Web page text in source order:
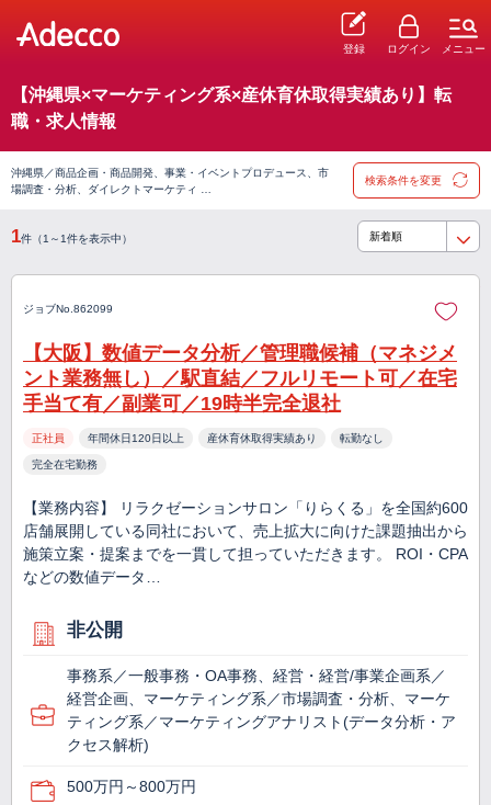
登録 ログイン メニュー
【沖縄県×マーケティング系×産休育休取得実績あり】転
職・求人情報
沖縄県／商品企画・商品開発、事業・イベントプロデュース、市
場調査・分析、ダイレクトマーケティ …
検索条件を変更
1件（1～1件を表示中）
ジョブNo.862099
【大阪】数値データ分析／管理職候補（マネジメ
ント業務無し）／駅直結／フルリモート可／在宅
手当て有／副業可／19時半完全退社
正社員 年間休日120日以上 産休育休取得実績あり 転勤なし
完全在宅勤務
【業務内容】 リラクゼーションサロン「りらくる」を全国約600
店舗展開している同社において、売上拡大に向けた課題抽出から
施策立案・提案までを一貫して担っていただきます。 ROI・CPA
などの数値データ…
非公開
事務系／一般事務・OA事務、経営・経営/事業企画系／
経営企画、マーケティング系／市場調査・分析、マーケ
ティング系／マーケティングアナリスト(データ分析・ア
クセス解析)
500万円～800万円